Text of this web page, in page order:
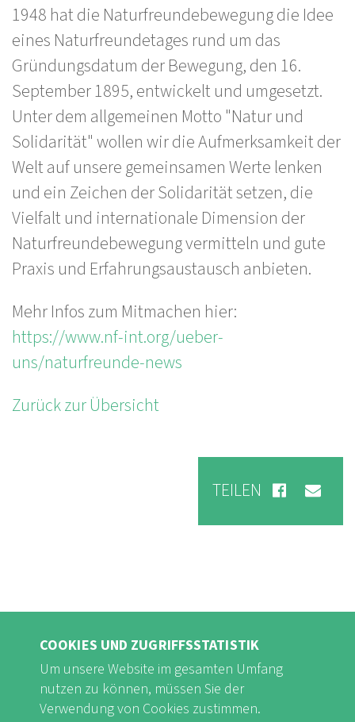
1948 hat die Naturfreundebewegung die Idee
eines Naturfreundetages rund um das
Gründungsdatum der Bewegung, den 16.
September 1895, entwickelt und umgesetzt.
Unter dem allgemeinen Motto "Natur und
Solidarität" wollen wir die Aufmerksamkeit der
Welt auf unsere gemeinsamen Werte lenken
und ein Zeichen der Solidarität setzen, die
Vielfalt und internationale Dimension der
Naturfreundebewegung vermitteln und gute
Praxis und Erfahrungsaustausch anbieten.
Mehr Infos zum Mitmachen hier:
https://www.nf-int.org/ueber-
uns/naturfreunde-news
Zurück zur Übersicht
TEILEN
COOKIES UND ZUGRIFFSSTATISTIK
Um unsere Website im gesamten Umfang
nutzen zu können, müssen Sie der
Verwendung von Cookies zustimmen.